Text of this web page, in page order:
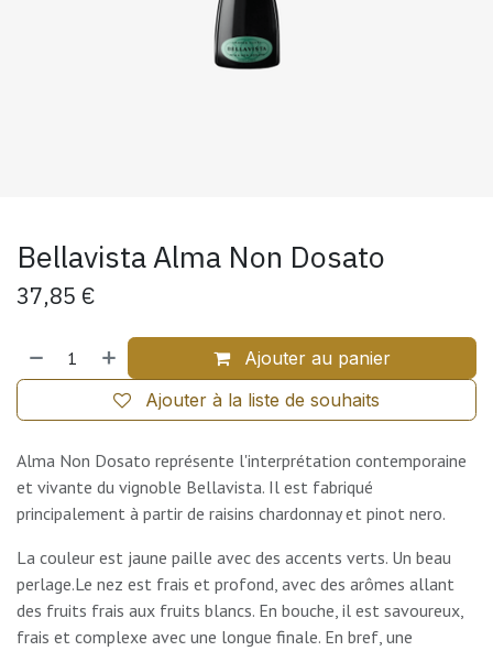
Bellavista Alma Non Dosato
37,85 €
Ajouter au panier
Ajouter à la liste de souhaits
Alma Non Dosato représente l'interprétation contemporaine
et vivante du vignoble Bellavista. Il est fabriqué
principalement à partir de raisins chardonnay et pinot nero.
La couleur est jaune paille avec des accents verts. Un beau
perlage.Le nez est frais et profond, avec des arômes allant
des fruits frais aux fruits blancs. En bouche, il est savoureux,
frais et complexe avec une longue finale. En bref, une